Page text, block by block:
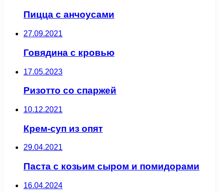
Пицца с анчоусами
27.09.2021
Говядина с кровью
17.05.2023
Ризотто со спаржей
10.12.2021
Крем-суп из опят
29.04.2021
Паста с козьим сыром и помидорами
16.04.2024